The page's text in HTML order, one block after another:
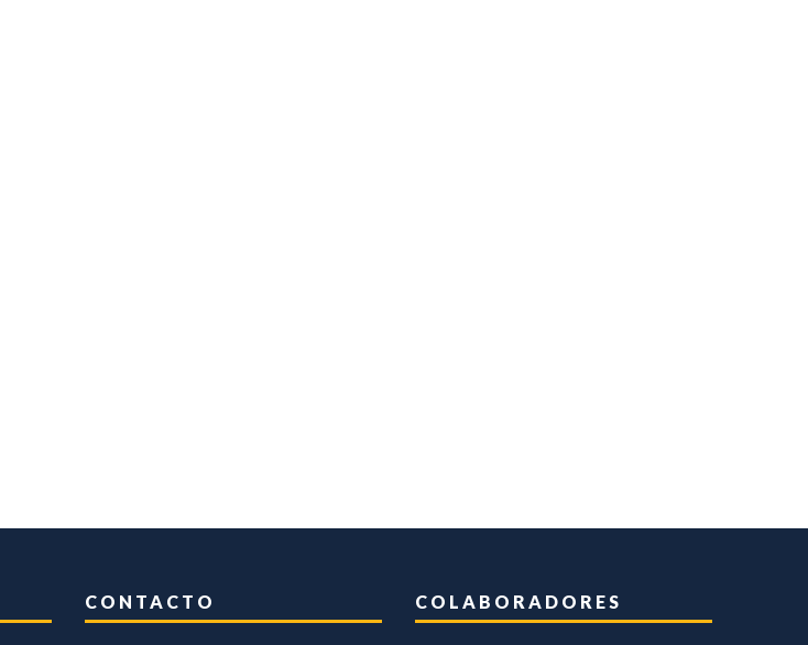
CONTACTO COLABORADORES